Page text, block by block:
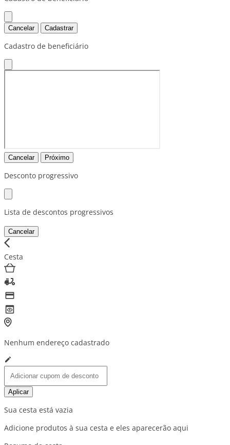
Cancelar Cadastrar
Cadastro de beneficiário
Cancelar Próximo
Desconto progressivo
Lista de descontos progressivos
Cancelar
Cesta
Nenhum endereço cadastrado
Aplicar
Sua cesta está vazia
Adicione produtos à sua cesta e eles aparecerão aqui